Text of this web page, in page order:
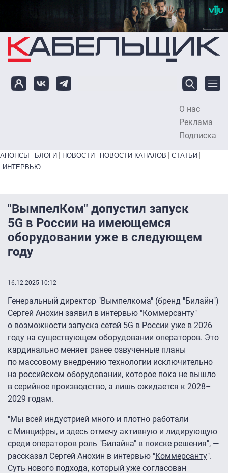
Перейти к основному содержанию
О нас
Реклама
Подписка
Primary links bottom
АНОНСЫ БЛОГИ НОВОСТИ НОВОСТИ КАНАЛОВ
СТАТЬИ
ИНТЕРВЬЮ
"ВымпелКом" допустил запуск
5G в России на имеющемся
оборудовании уже в следующем
году
16.12.2025 10:12
Генеральный директор "Вымпелкома" (бренд "Билайн")
Сергей Анохин заявил в интервью "Коммерсанту"
о возможности запуска сетей 5G в России уже в 2026
году на существующем оборудовании операторов. Это
кардинально меняет ранее озвученные планы
по массовому внедрению технологии исключительно
на российском оборудовании, которое пока не вышло
в серийное производство, а лишь ожидается к 2028–
2029 годам.
"Мы всей индустрией много и плотно работали
с Минцифры, и здесь отмечу активную и лидирующую
среди операторов роль "Билайна" в поиске решения", —
рассказал Сергей Анохин в интервью "Коммерсанту".
Суть нового подхода, который уже согласован